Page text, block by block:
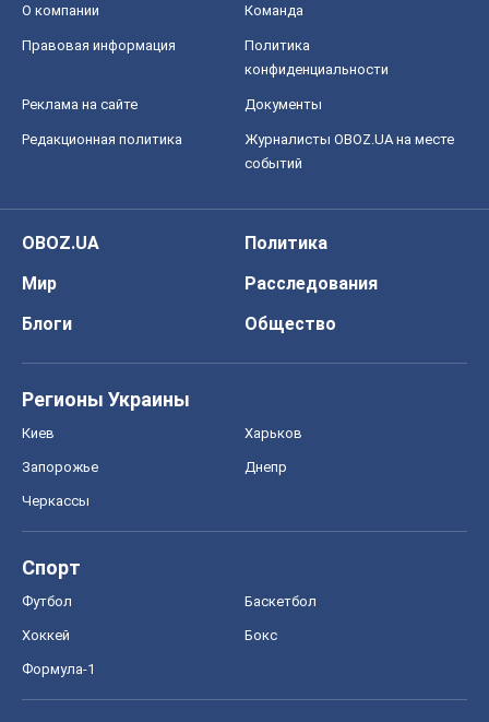
О компании Команда
Правовая информация
Политика
конфиденциальности
Реклама на сайте Документы
Редакционная политика
Журналисты OBOZ.UA на месте
событий
OBOZ.UA
Политика
Мир
Расследования
Блоги
Общество
Регионы Украины
Киев Харьков
Запорожье Днепр
Черкассы
Спорт
Футбол Баскетбол
Хоккей Бокс
Формула-1